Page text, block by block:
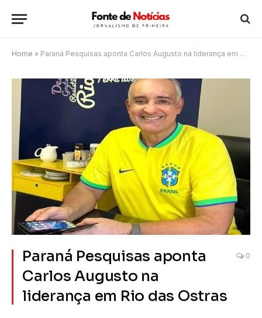
Home » Paraná Pesquisas aponta Carlos Augusto na liderança em Rio das Ostras
Paraná Pesquisas aponta
Carlos Augusto na
liderança em Rio das Ostras
0